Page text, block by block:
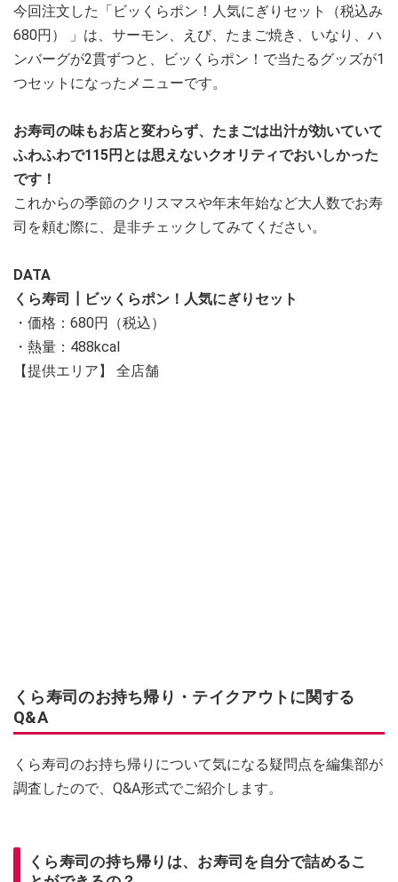
今回注文した「ビッくらポン！人気にぎりセット（税込み
680円） 」は、サーモン、えび、たまご焼き、いなり、ハ
ンバーグが2貫ずつと、ビッくらポン！で当たるグッズが1
つセットになったメニューです。
お寿司の味もお店と変わらず、たまごは出汁が効いていて
ふわふわで115円とは思えないクオリティでおいしかった
です！
これからの季節のクリスマスや年末年始など大人数でお寿
司を頼む際に、是非チェックしてみてください。
DATA
くら寿司┃ビッくらポン！人気にぎりセット
・価格：680円（税込）
・熱量：488kcal
【提供エリア】 全店舗
くら寿司のお持ち帰り・テイクアウトに関する
Q&A
くら寿司のお持ち帰りについて気になる疑問点を編集部が
調査したので、Q&A形式でご紹介します。
くら寿司の持ち帰りは、お寿司を自分で詰めるこ